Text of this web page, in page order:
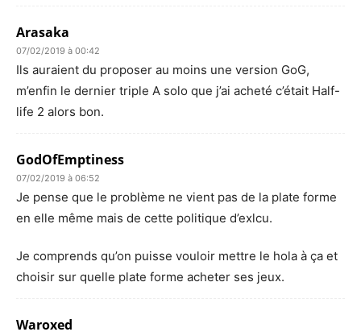
Arasaka
07/02/2019 à 00:42
Ils auraient du proposer au moins une version GoG,
m’enfin le dernier triple A solo que j’ai acheté c’était Half-
life 2 alors bon.
GodOfEmptiness
07/02/2019 à 06:52
Je pense que le problème ne vient pas de la plate forme
en elle même mais de cette politique d’exlcu.
Je comprends qu’on puisse vouloir mettre le hola à ça et
choisir sur quelle plate forme acheter ses jeux.
Waroxed